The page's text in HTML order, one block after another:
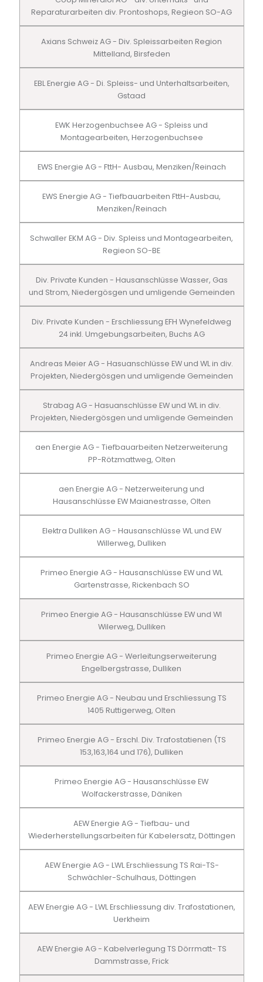
Reparaturarbeiten div. Prontoshops, Regieon SO-AG
Axians Schweiz AG - Div. Spleissarbeiten Region
Mittelland, Birsfeden
EBL Energie AG - Di. Spleiss- und Unterhaltsarbeiten,
Gstaad
EWK Herzogenbuchsee AG - Spleiss und
Montagearbeiten, Herzogenbuchsee
EWS Energie AG - FttH- Ausbau, Menziken/Reinach
EWS Energie AG - Tiefbauarbeiten FttH-Ausbau,
Menziken/Reinach
Schwaller EKM AG - Div. Spleiss und Montagearbeiten,
Regieon SO-BE
Div. Private Kunden - Hausanschlüsse Wasser, Gas
und Strom, Niedergösgen und umligende Gemeinden
Div. Private Kunden - Erschliessung EFH Wynefeldweg
24 inkl. Umgebungsarbeiten, Buchs AG
Andreas Meier AG - Hasuanschlüsse EW und WL in div.
Projekten, Niedergösgen und umligende Gemeinden
Strabag AG - Hasuanschlüsse EW und WL in div.
Projekten, Niedergösgen und umligende Gemeinden
aen Energie AG - Tiefbauarbeiten Netzerweiterung
PP-Rötzmattweg, Olten
aen Energie AG - Netzerweiterung und
Hausanschlüsse EW Maianestrasse, Olten
Elektra Dulliken AG - Hausanschlüsse WL und EW
Willerweg, Dulliken
Primeo Energie AG - Hausanschlüsse EW und WL
Gartenstrasse, Rickenbach SO
Primeo Energie AG - Hausanschlüsse EW und Wl
Wilerweg, Dulliken
Primeo Energie AG - Werleitungserweiterung
Engelbergstrasse, Dulliken
Primeo Energie AG - Neubau und Erschliessung TS
1405 Ruttigerweg, Olten
Primeo Energie AG - Erschl. Div. Trafostatienen (TS
153,163,164 und 176), Dulliken
Primeo Energie AG - Hausanschlüsse EW
Wolfackerstrasse, Däniken
AEW Energie AG - Tiefbau- und
Wiederherstellungsarbeiten für Kabelersatz, Döttingen
AEW Energie AG - LWL Erschliessung TS Rai-TS-
Schwächler-Schulhaus, Döttingen
AEW Energie AG - LWL Erschliessung div. Trafostationen,
Uerkheim
AEW Energie AG - Kabelverlegung TS Dörrmatt- TS
Dammstrasse, Frick